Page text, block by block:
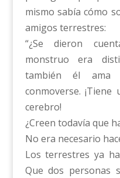
mismo sabía cómo
amigos terrestres:
“¿Se dieron
monstruo era
también él ama
conmoverse.
cerebro!
¿Creen todavía que
No era necesario
Los terrestres ya
Que dos personas